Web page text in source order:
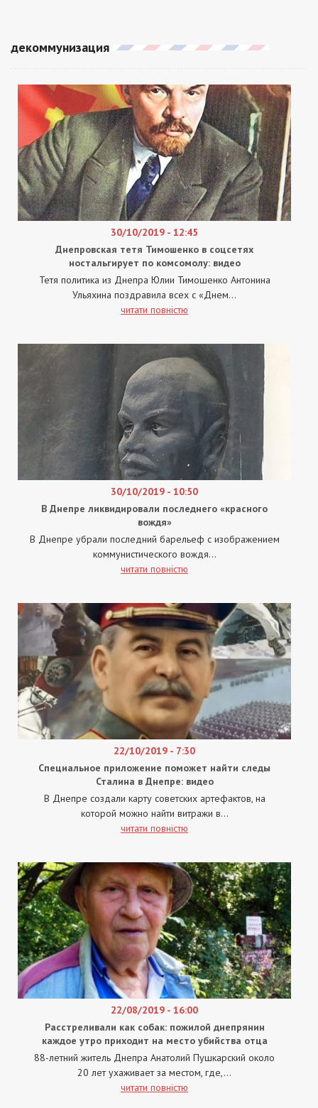
декоммунизация
30/10/2019 - 12:45
Днепровская тетя Тимошенко в соцсетях
ностальгирует по комсомолу: видео
Тетя политика из Днепра Юлии Тимошенко Антонина
Ульяхина поздравила всех с «Днем...
читати повністю
30/10/2019 - 10:50
В Днепре ликвидировали последнего «красного
вождя»
В Днепре убрали последний барельеф с изображением
коммунистического вождя...
читати повністю
22/10/2019 - 7:30
Специальное приложение поможет найти следы
Сталина в Днепре: видео
В Днепре создали карту советских артефактов, на
которой можно найти витражи в...
читати повністю
22/08/2019 - 16:00
Расстреливали как собак: пожилой днепрянин
каждое утро приходит на место убийства отца
88-летний житель Днепра Анатолий Пушкарский около
20 лет ухаживает за местом, где,...
читати повністю